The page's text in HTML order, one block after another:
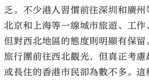
乏。不少港人習慣前往深圳和廣
北京和上海等一線城市旅遊、工作
但對西北地區的態度則明顯有保
旅行團前往西北觀光，但真正考
或長住的香港市民卻為數不多。